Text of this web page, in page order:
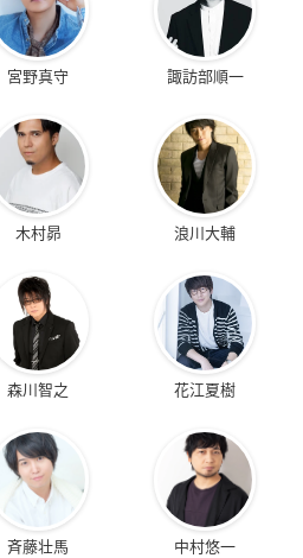
宮野真守 諏訪部順一
木村昴 浪川大輔
森川智之 花江夏樹
斉藤壮馬 中村悠一